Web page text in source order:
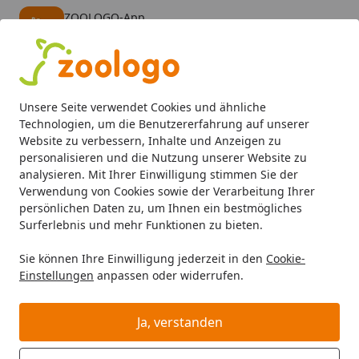
Unsere Seite verwendet Cookies und ähnliche
Technologien, um die Benutzererfahrung auf unserer
Website zu verbessern, Inhalte und Anzeigen zu
personalisieren und die Nutzung unserer Website zu
analysieren. Mit Ihrer Einwilligung stimmen Sie der
Verwendung von Cookies sowie der Verarbeitung Ihrer
persönlichen Daten zu, um Ihnen ein bestmögliches
Surferlebnis und mehr Funktionen zu bieten.
Sie können Ihre Einwilligung jederzeit in den Cookie-
Einstellungen anpassen oder widerrufen.
Ja, verstanden
ZOOLOGO-App
Alle Produkte
Mein Konto
Suchen
Startseite
Aquaristik Aquarienfilter, Pumpen & Zubehör
EHEIM SUBSTRAT 5 Liter